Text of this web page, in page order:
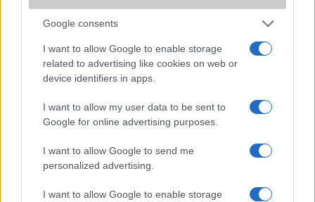
Google consents
I want to allow Google to enable storage
related to advertising like cookies on web or
device identifiers in apps.
I want to allow my user data to be sent to
Google for online advertising purposes.
I want to allow Google to send me
personalized advertising.
I want to allow Google to enable storage
Xiaomi
Összes márka
Mennyibe kerül
Keressen a telefonboltok ajánlatai között!